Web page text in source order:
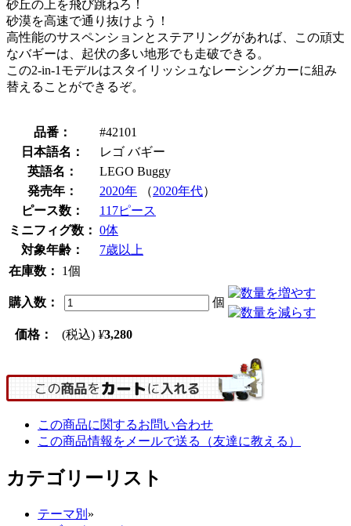
砂丘の上を飛び跳ねろ！
砂漠を高速で通り抜けよう！
高性能のサスペンションとステアリングがあれば、この頑丈
なバギーは、起伏の多い地形でも走破できる。
この2-in-1モデルはスタイリッシュなレーシングカーに組み
替えることができるぞ。
品番：
#42101
日本語名：
レゴ バギー
英語名：
LEGO Buggy
発売年：
2020年 （2020年代）
ピース数：
117ピース
ミニフィグ数： 0体
対象年齢：
7歳以上
在庫数：
1個
購入数： 個
価格： (税込) ¥3,280
この商品に関するお問い合わせ
この商品情報をメールで送る（友達に教える）
カテゴリーリスト
テーマ別 »